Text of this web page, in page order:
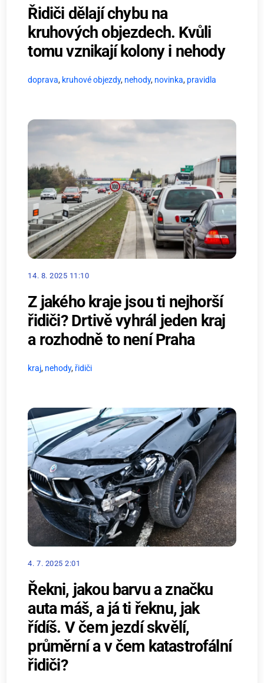
Řidiči dělají chybu na
kruhových objezdech. Kvůli
tomu vznikají kolony i nehody
doprava, kruhové objezdy, nehody, novinka, pravidla
14. 8. 2025 11:10
Z jakého kraje jsou ti nejhorší
řidiči? Drtivě vyhrál jeden kraj
a rozhodně to není Praha
kraj, nehody, řidiči
4. 7. 2025 2:01
Řekni, jakou barvu a značku
auta máš, a já ti řeknu, jak
řídíš. V čem jezdí skvělí,
průměrní a v čem katastrofální
řidiči?